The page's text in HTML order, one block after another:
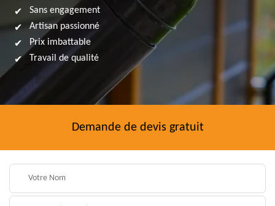
Sans engagement
Artisan passionné
Prix imbattable
Travail de qualité
Demande de devis gratuit